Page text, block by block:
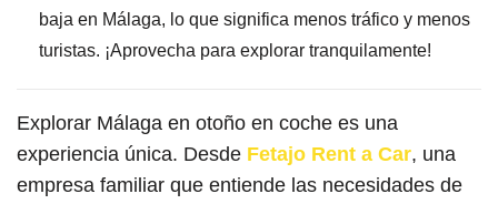
baja en Málaga, lo que significa menos tráfico y menos
turistas. ¡Aprovecha para explorar tranquilamente!
Explorar Málaga en otoño en coche es una
experiencia única. Desde Fetajo Rent a Car, una
empresa familiar que entiende las necesidades de